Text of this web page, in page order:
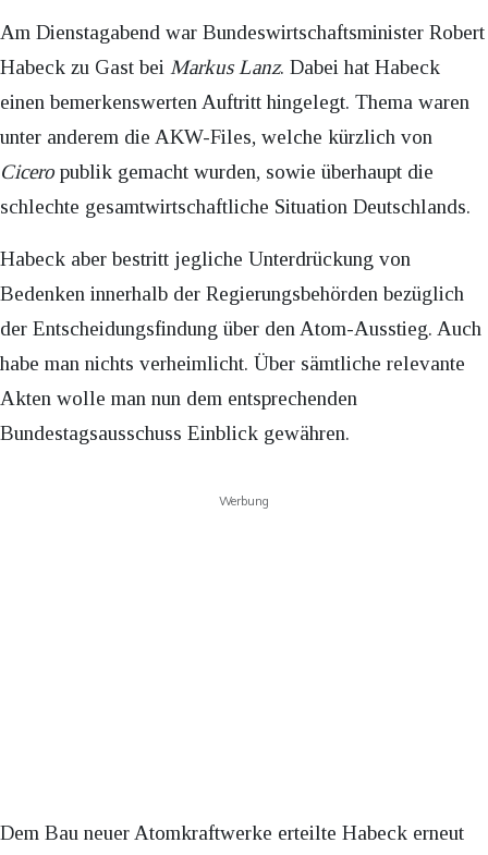
Am Dienstagabend war Bundeswirtschaftsminister Robert
Habeck zu Gast bei Markus Lanz. Dabei hat Habeck
einen bemerkenswerten Auftritt hingelegt. Thema waren
unter anderem die AKW-Files, welche kürzlich von
Cicero publik gemacht wurden, sowie überhaupt die
schlechte gesamtwirtschaftliche Situation Deutschlands.
Habeck aber bestritt jegliche Unterdrückung von
Bedenken innerhalb der Regierungsbehörden bezüglich
der Entscheidungsfindung über den Atom-Ausstieg. Auch
habe man nichts verheimlicht. Über sämtliche relevante
Akten wolle man nun dem entsprechenden
Bundestagsausschuss Einblick gewähren.
Werbung
Dem Bau neuer Atomkraftwerke erteilte Habeck erneut